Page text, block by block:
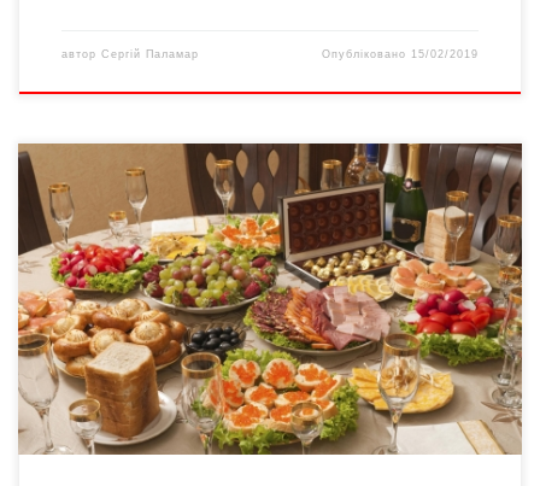
автор Сергій Паламар Опубліковано 15/02/2019
До Нового року залишилось кілька днів, тому більшість людей
вже обдумують, які страви покласти на святковий стіл, що
приготувати, який алкоголь обрати. Дієтолог Анна Макарова
дала важливі поради, як скласти меню новорічного застілля,
аби після нього не залишилось дискомфорту. За її словами,
найголовніше для новорічного меню обрати не більше […]